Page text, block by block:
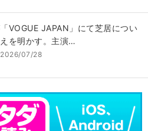
VOGUE JAPAN」にて芝居につい
を明かす。主演…
2026/07/28